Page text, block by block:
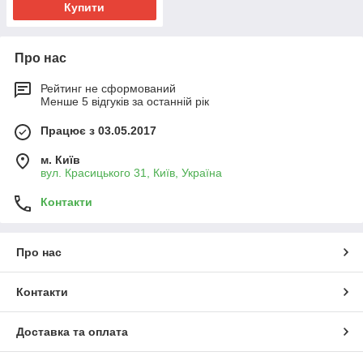
Купити
Про нас
Рейтинг не сформований
Менше 5 відгуків за останній рік
Працює з 03.05.2017
м. Київ
вул. Красицького 31, Київ, Україна
Контакти
Про нас
Контакти
Доставка та оплата